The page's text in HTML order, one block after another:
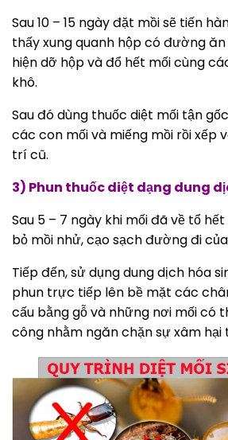
Sau 10 – 15 ngày đặt mồi sẽ tiến
thấy xung quanh hộp có đường
hiện dỡ hộp và đổ hết mối cùng
khô.
Sau đó dùng thuốc diệt mối tận
các con mối và miếng mồi rồi xếp
trí cũ.
3) Phun thuốc diệt dạng dung
Sau 5 – 7 ngày khi mối đã về tổ
bỏ mồi nhử, cạo sạch đường đi
Tiếp đến, sử dụng dung dịch hóa
phun trực tiếp lên bề mặt các
cấu bằng gỗ và những nơi mối có
công nhằm ngăn chặn sự xâm hại